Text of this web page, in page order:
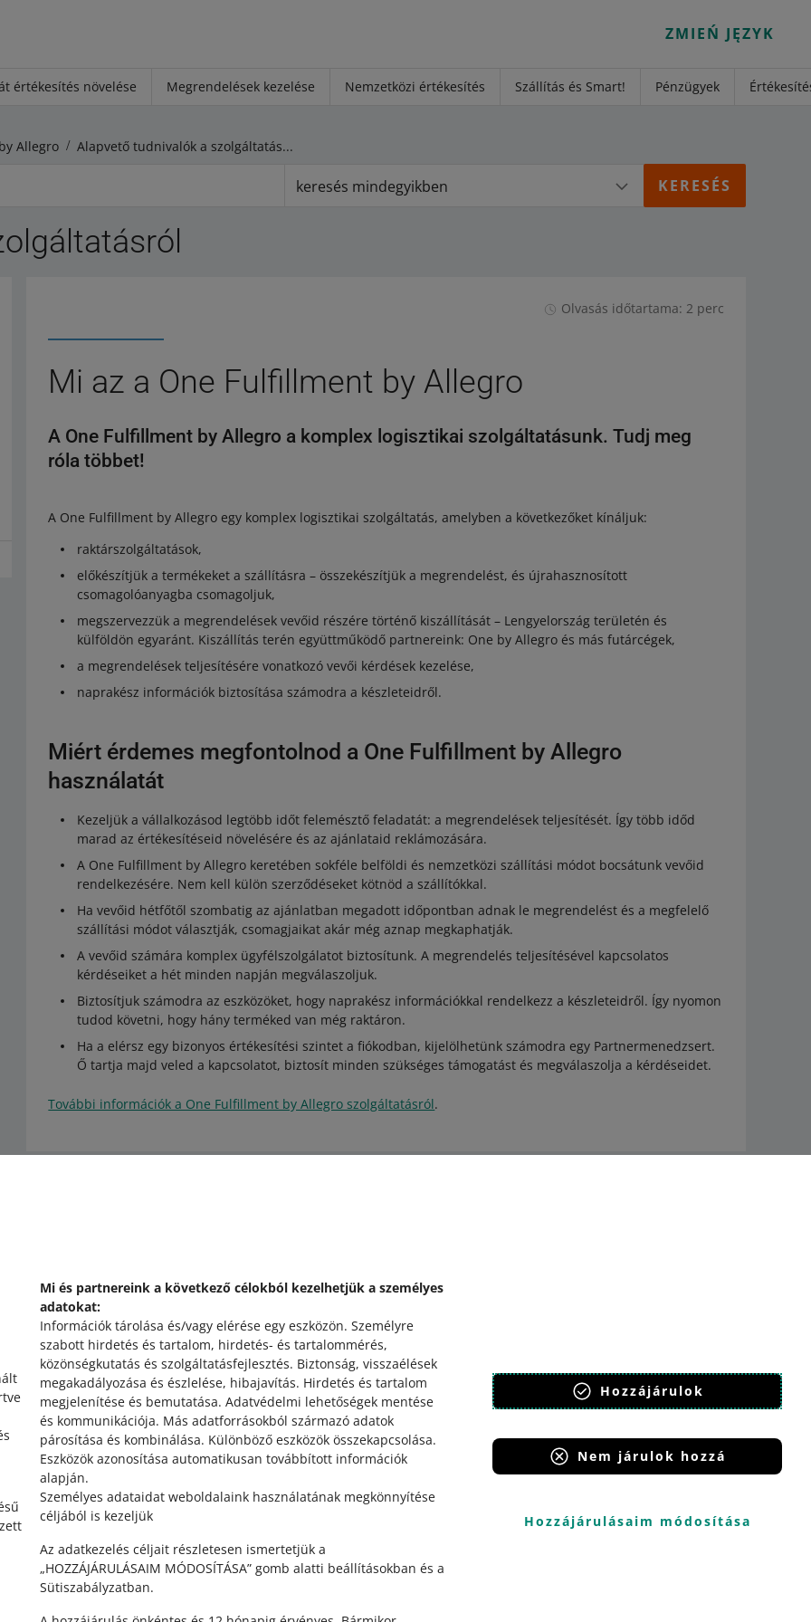
Mi és partnereink a következő célokból kezelhetjük a személyes
adatokat:
Információk tárolása és/vagy elérése egy eszközön. Személyre
szabott hirdetés és tartalom, hirdetés- és tartalommérés,
közönségkutatás és szolgáltatásfejlesztés. Biztonság, visszaélések
megakadályozása és észlelése, hibajavítás. Hirdetés és tartalom
megjelenítése és bemutatása. Adatvédelmi lehetőségek mentése
és kommunikációja. Más adatforrásokból származó adatok
párosítása és kombinálása. Különböző eszközök összekapcsolása.
Eszközök azonosítása automatikusan továbbított információk
alapján.
Személyes adataidat weboldalaink használatának megkönnyítése
céljából is kezeljük
Az adatkezelés céljait részletesen ismertetjük a
„HOZZÁJÁRULÁSAIM MÓDOSÍTÁSA” gomb alatti beállításokban és a
Sütiszabályzatban.
Hozzájárulok
Nem járulok hozzá
Hozzájárulásaim módosítása
ZMIEŃ JĘZYK
értékesítés növelése Megrendelések kezelése Nemzetközi értékesítés Szállítás és Smart! Pénzügyek
Allegro Alapvető tudnivalók a szolgáltatásról
keresés mindegyikben
Olvasás időtartama: 2 perc
Mi az a One Fulfillment by Allegro
A One Fulfillment by Allegro a komplex logisztikai szolgáltatásunk. Tudj meg
róla többet!
A One Fulfillment by Allegro egy komplex logisztikai szolgáltatás, amelyben a következőket kínáljuk:
raktárszolgáltatások,
előkészítjük a termékeket a szállításra – összekészítjük a megrendelést, és újrahasznosított
csomagolóanyagba csomagoljuk,
megszervezzük a megrendelések vevőid részére történő kiszállítását – Lengyelország területén és
külföldön egyaránt. Kiszállítás terén együttműködő partnereink: One by Allegro és más futárcégek,
a megrendelések teljesítésére vonatkozó vevői kérdések kezelése,
naprakész információk biztosítása számodra a készleteidről.
Miért érdemes megfontolnod a One Fulfillment by Allegro
használatát
Kezeljük a vállalkozásod legtöbb időt felemésztő feladatát: a megrendelések teljesítését. Így több időd
marad az értékesítéseid növelésére és az ajánlataid reklámozására.
A One Fulfillment by Allegro keretében sokféle belföldi és nemzetközi szállítási módot bocsátunk vevőid
rendelkezésére. Nem kell külön szerződéseket kötnöd a szállítókkal.
Ha vevőid hétfőtől szombatig az ajánlatban megadott időpontban adnak le megrendelést és a megfelelő
szállítási módot választják, csomagjaikat akár még aznap megkaphatják.
A vevőid számára komplex ügyfélszolgálatot biztosítunk. A megrendelés teljesítésével kapcsolatos
kérdéseiket a hét minden napján megválaszoljuk.
Biztosítjuk számodra az eszközöket, hogy naprakész információkkal rendelkezz a készleteidről. Így nyomon
tudod követni, hogy hány terméked van még raktáron.
Ha a elérsz egy bizonyos értékesítési szintet a fiókodban, kijelölhetünk számodra egy Partnermenedzsert.
Ő tartja majd veled a kapcsolatot, biztosít minden szükséges támogatást és megválaszolja a kérdéseidet.
További információk a One Fulfillment by Allegro szolgáltatásról.